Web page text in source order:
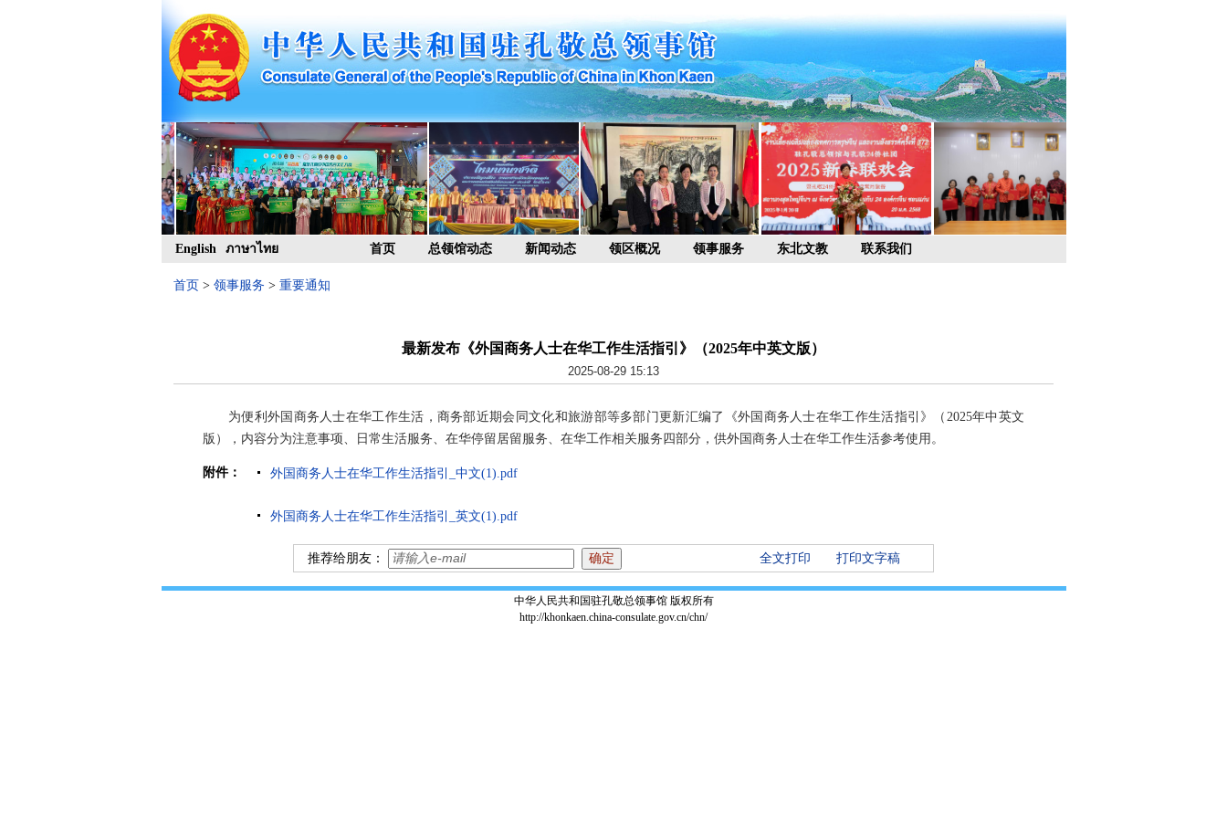
English ภาษาไทย 首页 总领馆动态 新闻动态 领区概况 领事服务 东北文教 联系我们
首页 > 领事服务 > 重要通知
最新发布《外国商务人士在华工作生活指引》（2025年中英文版）
2025-08-29 15:13
为便利外国商务人士在华工作生活，商务部近期会同文化和旅游部等多部门更新汇编了《外国商务人士在华工作生活指引》（2025年中英文
版），内容分为注意事项、日常生活服务、在华停留居留服务、在华工作相关服务四部分，供外国商务人士在华工作生活参考使用。
附件： 外国商务人士在华工作生活指引_中文(1).pdf
外国商务人士在华工作生活指引_英文(1).pdf
推荐给朋友： 全文打印 打印文字稿
中华人民共和国驻孔敬总领事馆 版权所有
http://khonkaen.china-consulate.gov.cn/chn/